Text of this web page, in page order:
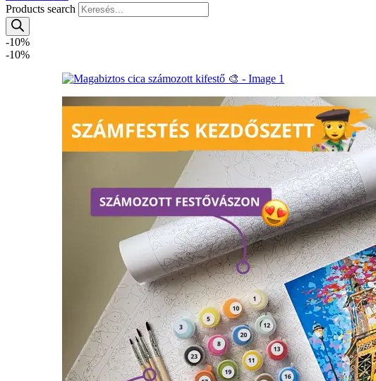
Products search
-10%
-10%